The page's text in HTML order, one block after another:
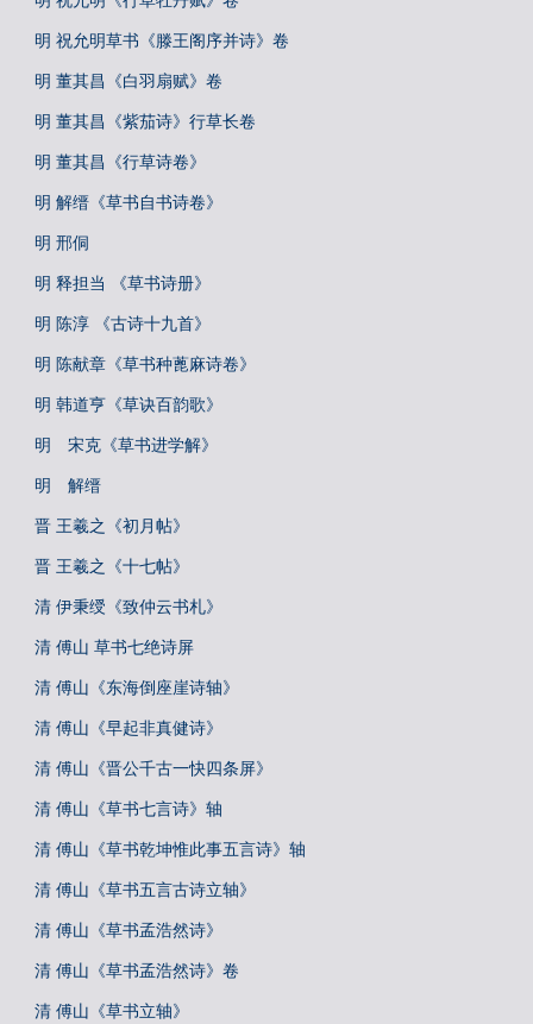
明 祝允明草书《滕王阁序并诗》卷
明 董其昌《白羽扇赋》卷
明 董其昌《紫茄诗》行草长卷
明 董其昌《行草诗卷》
明 解缙《草书自书诗卷》
明 邢侗
明 释担当 《草书诗册》
明 陈淳 《古诗十九首》
明 陈献章《草书种蓖麻诗卷》
明 韩道亨《草诀百韵歌》
明 宋克《草书进学解》
明 解缙
晋 王羲之《初月帖》
晋 王羲之《十七帖》
清 伊秉绶《致仲云书札》
清 傅山 草书七绝诗屏
清 傅山《东海倒座崖诗轴》
清 傅山《早起非真健诗》
清 傅山《晋公千古一快四条屏》
清 傅山《草书七言诗》轴
清 傅山《草书乾坤惟此事五言诗》轴
清 傅山《草书五言古诗立轴》
清 傅山《草书孟浩然诗》
清 傅山《草书孟浩然诗》卷
清 傅山《草书立轴》